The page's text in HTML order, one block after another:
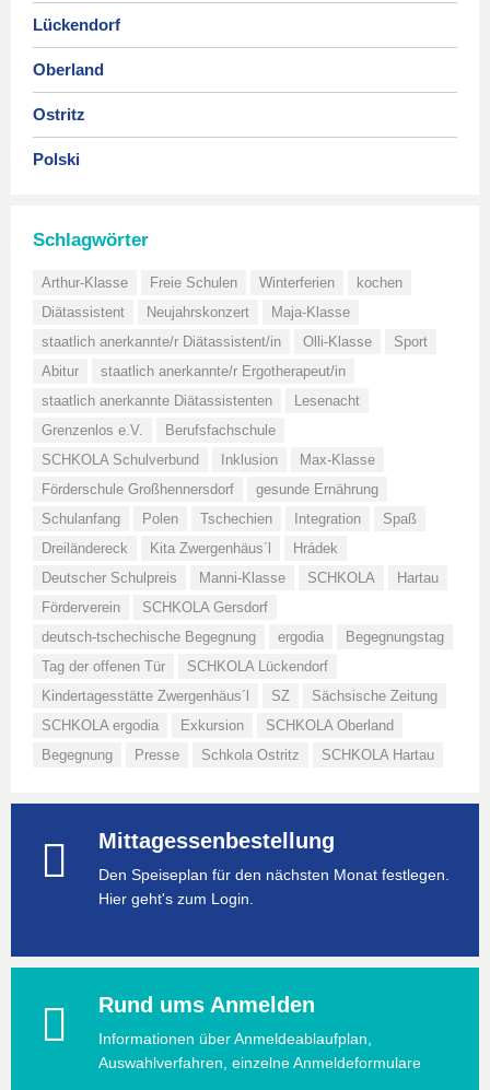
Lückendorf
Oberland
Ostritz
Polski
Schlagwörter
Arthur-Klasse Freie Schulen Winterferien
kochen
Diätassistent
Neujahrskonzert
Maja-Klasse
staatlich anerkannte/r Diätassistent/in
Olli-Klasse
Sport
Abitur
staatlich anerkannte/r Ergotherapeut/in
staatlich anerkannte Diätassistenten
Lesenacht
Grenzenlos e.V.
Berufsfachschule
SCHKOLA Schulverbund
Inklusion
Max-Klasse
Förderschule Großhennersdorf
gesunde Ernährung
Schulanfang
Polen Tschechien Integration
Spaß
Dreiländereck
Kita Zwergenhäus´l
Hrádek
Deutscher Schulpreis
Manni-Klasse SCHKOLA
Hartau
Förderverein
SCHKOLA Gersdorf
deutsch-tschechische Begegnung
ergodia
Begegnungstag
Tag der offenen Tür
SCHKOLA Lückendorf
Kindertagesstätte Zwergenhäus´l
SZ
Sächsische Zeitung
SCHKOLA ergodia
Exkursion
SCHKOLA Oberland
Begegnung
Presse Schkola Ostritz SCHKOLA Hartau
Mittagessenbestellung
Den Speiseplan für den nächsten Monat festlegen.
Hier geht's zum Login.
Rund ums Anmelden
Informationen über Anmeldeablaufplan,
Auswahlverfahren, einzelne Anmeldeformulare